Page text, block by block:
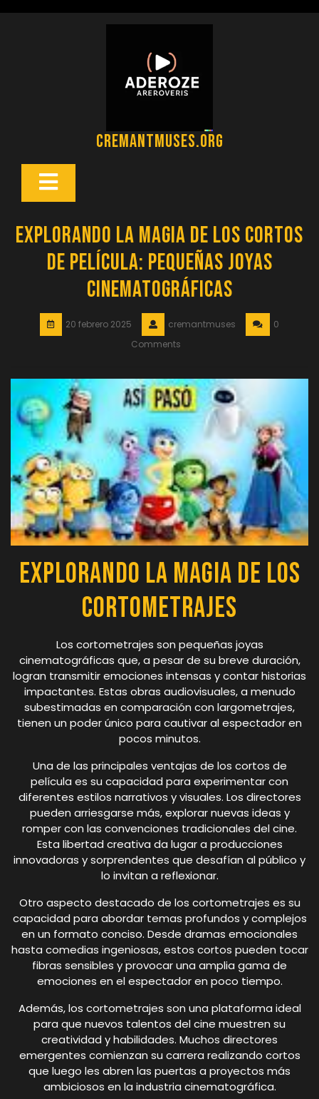
cremantmuses.org
Botón
Explorando la Magia de los Cortos
de Película: Pequeñas Joyas
Cinematográficas
20 febrero 2025 cremantmuses
0
Comments
Explorando la Magia de los
Cortometrajes
Los cortometrajes son pequeñas joyas
cinematográficas que, a pesar de su breve duración,
logran transmitir emociones intensas y contar historias
impactantes. Estas obras audiovisuales, a menudo
subestimadas en comparación con largometrajes,
tienen un poder único para cautivar al espectador en
pocos minutos.
Una de las principales ventajas de los cortos de
película es su capacidad para experimentar con
diferentes estilos narrativos y visuales. Los directores
pueden arriesgarse más, explorar nuevas ideas y
romper con las convenciones tradicionales del cine.
Esta libertad creativa da lugar a producciones
innovadoras y sorprendentes que desafían al público y
lo invitan a reflexionar.
Otro aspecto destacado de los cortometrajes es su
capacidad para abordar temas profundos y complejos
en un formato conciso. Desde dramas emocionales
hasta comedias ingeniosas, estos cortos pueden tocar
fibras sensibles y provocar una amplia gama de
emociones en el espectador en poco tiempo.
Además, los cortometrajes son una plataforma ideal
para que nuevos talentos del cine muestren su
creatividad y habilidades. Muchos directores
emergentes comienzan su carrera realizando cortos
que luego les abren las puertas a proyectos más
ambiciosos en la industria cinematográfica.